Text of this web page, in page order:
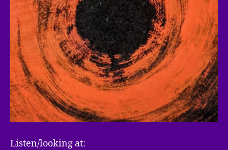
Listen/looking at: